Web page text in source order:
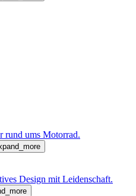
rund ums Motorrad.
Design mit Leidenschaft.